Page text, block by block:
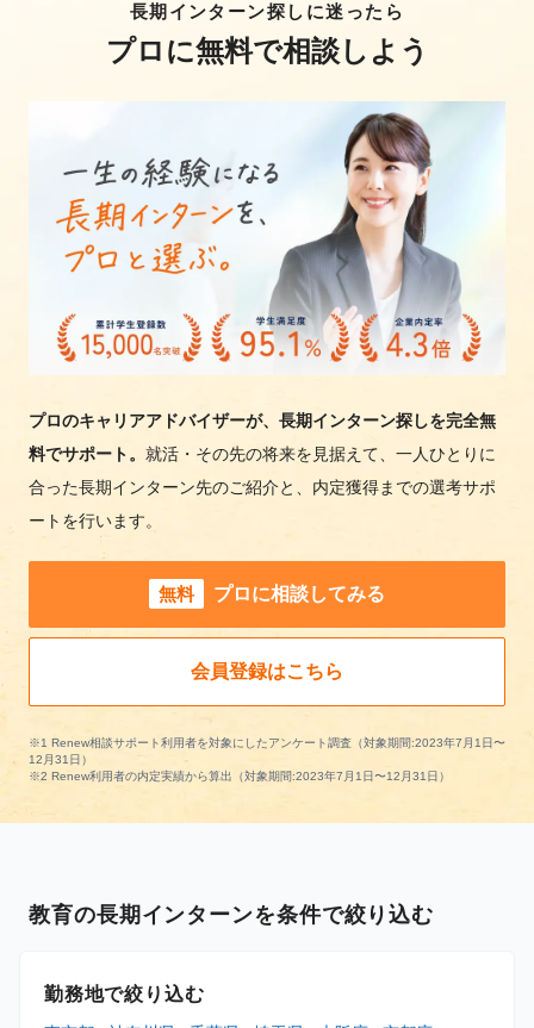
長期インターン探しに迷ったら
プロに無料で相談しよう
プロのキャリアアドバイザーが、長期インターン探しを完全無
料でサポート。 就活・その先の将来を見据えて、一人ひとりに
合った長期インターン先のご紹介と、内定獲得までの選考サポ
ートを行います。
無料 プロに相談してみる
会員登録はこちら
※1 Renew相談サポート利用者を対象にしたアンケート調査（対象期間:2023年7月1日〜
12月31日）
※2 Renew利用者の内定実績から算出（対象期間:2023年7月1日〜12月31日）
教育の長期インターンを条件で絞り込む
勤務地で絞り込む